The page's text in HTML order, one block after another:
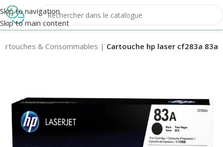
Skip to navigation
Skip to main content
& Consommables | Cartouche hp laser cf283a 83a